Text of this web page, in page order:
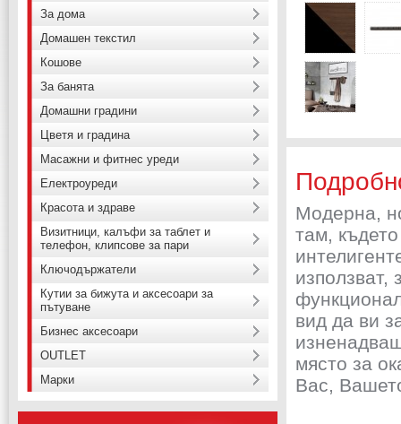
Модерна,
там,
използват,
вид да ви
място за
Вас,
За дома
Домашен текстил
Кошове
За банята
Домашни градини
Цветя и градина
Масажни и фитнес уреди
Електроуреди
Красота и здраве
Визитници, калъфи за таблет и
телефон, клипсове за пари
Ключодържатели
Кутии за бижута и аксесоари за
пътуване
Бизнес аксесоари
OUTLET
Марки